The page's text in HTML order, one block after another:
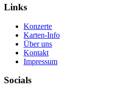
Links
Konzerte
Karten-Info
Über uns
Kontakt
Impressum
Socials